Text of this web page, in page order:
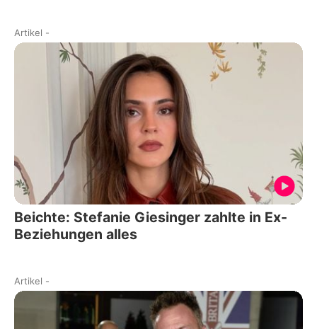
Artikel -
Beichte: Stefanie Giesinger zahlte in Ex-
Beziehungen alles
Artikel -